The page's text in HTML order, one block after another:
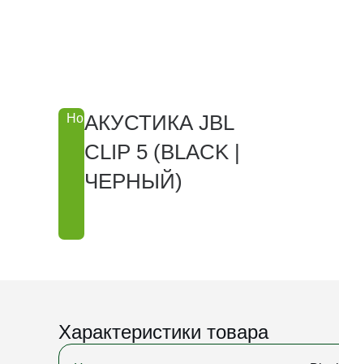
Новинка
АКУСТИКА JBL
CLIP 5 (BLACK |
ЧЕРНЫЙ)
Характеристики товара